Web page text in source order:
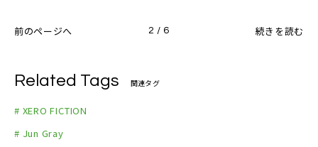
前のページへ 2 / 6 続きを読む
Related Tags 関連タグ
# XERO FICTION
# Jun Gray